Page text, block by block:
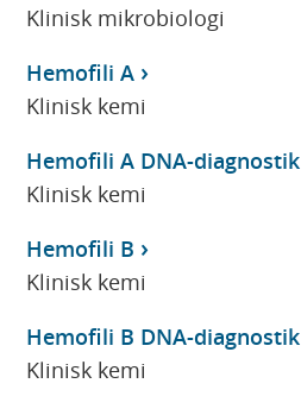
Klinisk mikrobiologi
Hemofili A
Klinisk kemi
Hemofili A DNA-diagnostik
Klinisk kemi
Hemofili B
Klinisk kemi
Hemofili B DNA-diagnostik
Klinisk kemi